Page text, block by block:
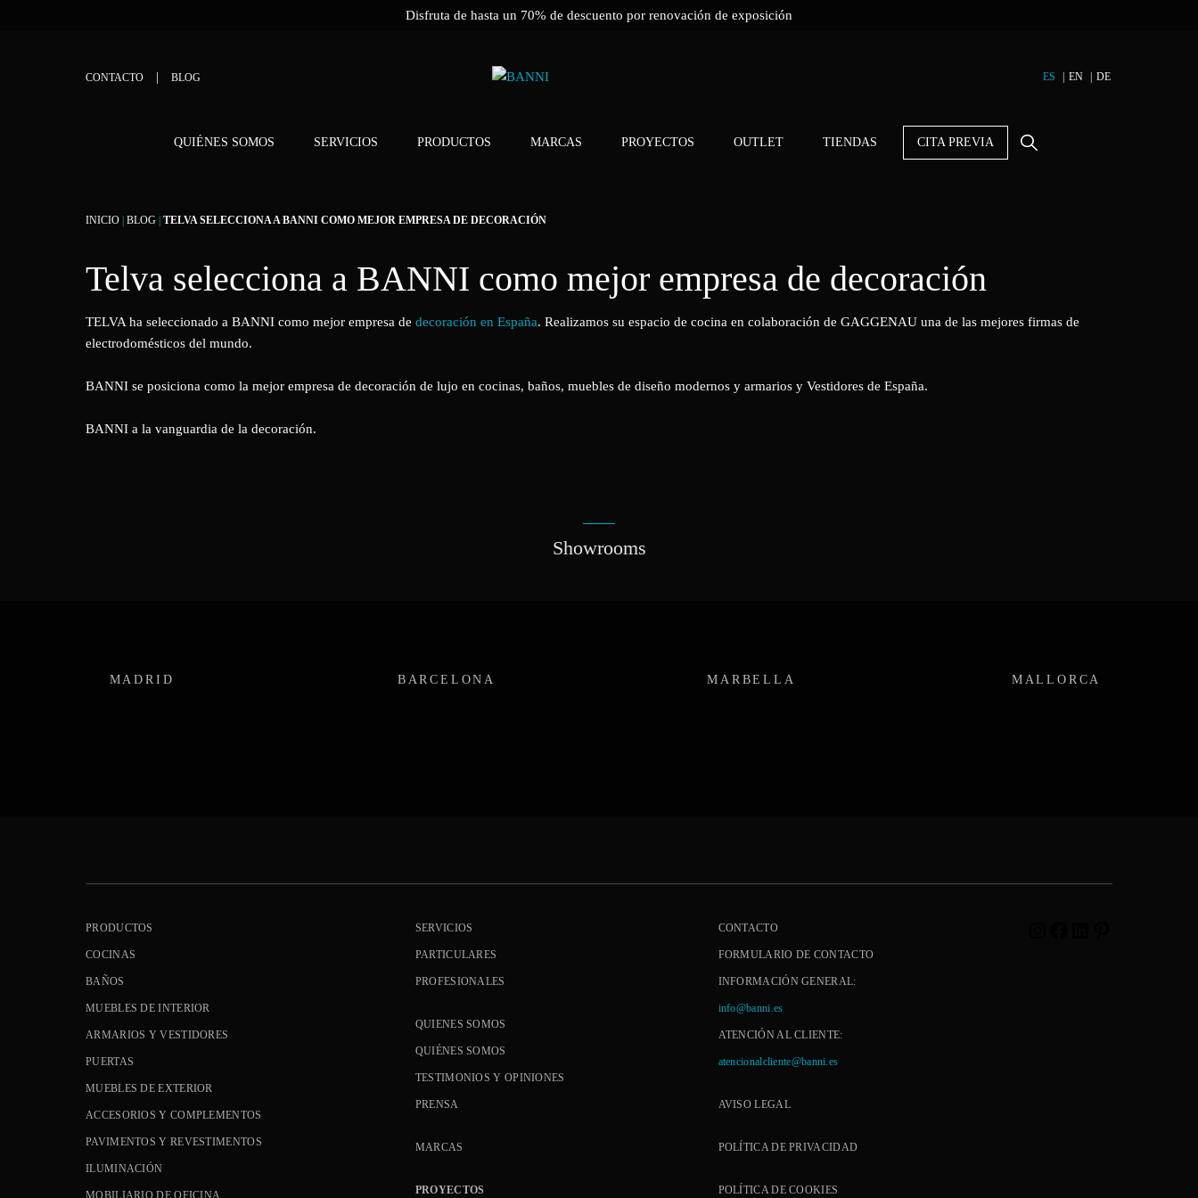
Disfruta de hasta un 70% de descuento por renovación de exposición
CONTACTO BLOG ES EN DE
QUIÉNES SOMOS SERVICIOS PRODUCTOS MARCAS PROYECTOS OUTLET TIENDAS CITA PREVIA
INICIO BLOG TELVA SELECCIONA A BANNI COMO MEJOR EMPRESA DE DECORACIÓN
Telva selecciona a BANNI como mejor empresa de decoración
TELVA ha seleccionado a BANNI como mejor empresa de decoración en España. Realizamos su espacio de cocina en colaboración de GAGGENAU una de las mejores firmas de
electrodomésticos del mundo.
BANNI se posiciona como la mejor empresa de decoración de lujo en cocinas, baños, muebles de diseño modernos y armarios y Vestidores de España.
BANNI a la vanguardia de la decoración.
Showrooms
MADRID BARCELONA MARBELLA MALLORCA
PRODUCTOS
COCINAS
BAÑOS
MUEBLES DE INTERIOR
ARMARIOS Y VESTIDORES
PUERTAS
MUEBLES DE EXTERIOR
ACCESORIOS Y COMPLEMENTOS
PAVIMENTOS Y REVESTIMENTOS
ILUMINACIÓN
MOBILIARIO DE OFICINA
SERVICIOS
PARTICULARES
PROFESIONALES
QUIENES SOMOS
QUIÉNES SOMOS
TESTIMONIOS Y OPINIONES
PRENSA
MARCAS
PROYECTOS
CONTACTO
FORMULARIO DE CONTACTO
INFORMACIÓN GENERAL:
info@banni.es
ATENCIÓN AL CLIENTE:
atencionalcliente@banni.es
AVISO LEGAL
POLÍTICA DE PRIVACIDAD
POLÍTICA DE COOKIES